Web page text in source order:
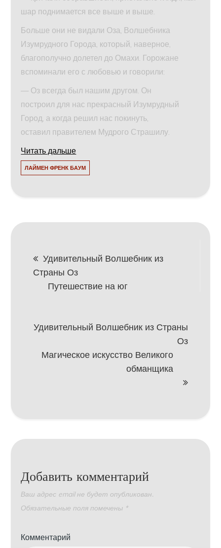
шар поднимается все выше и выше.
Больше они не видали Оза, Волшебника
Изумрудного Города, который, наверное,
благополучно долетел до Омахи. Горожане
вспоминали его с любовью и говорили:
— Оз всегда был нашим другом. Он
построил для нас прекрасный Изумрудный
Город, а когда решил нас покинуть,
оставил правителем Мудрого Страшилу.
Читать дальше
ЛАЙМЕН ФРЕНК БАУМ
Навигация
по
Удивительный Волшебник из
Страны Оз
Путешествие на юг
Удивительный Волшебник из Страны
Оз
Магическое искусство Великого
обманщика
Добавить комментарий
Ваш адрес email не будет опубликован.
Обязательные поля помечены *
Комментарий